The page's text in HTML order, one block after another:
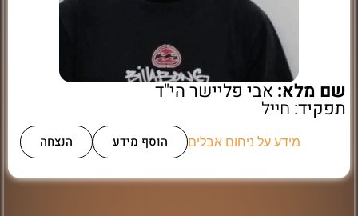
שם מלא:אבי פליישר הי"ד
תפקיד: חייל
מידע על ניחום אבלים הוסף מידע הנצחה